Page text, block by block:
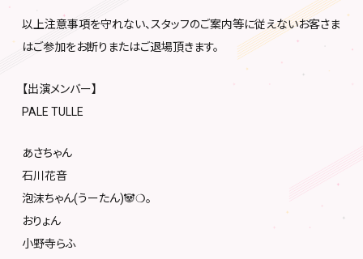
以上注意事項を守れない、スタッフのご案内等に従えないお客さま
はご参加をお断りまたはご退場頂きます。
【出演メンバー】
PALE TULLE
あさちゃん
石川花音
泡沫ちゃん(うーたん)🐼❍｡
おりょん
小野寺らふ